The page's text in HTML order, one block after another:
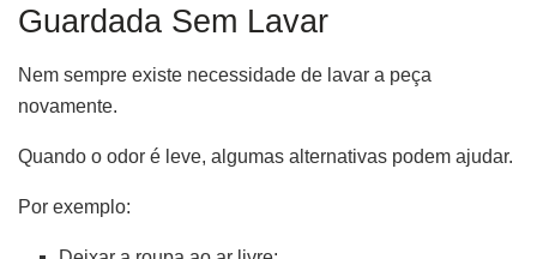
Guardada Sem Lavar
Nem sempre existe necessidade de lavar a peça
novamente.
Quando o odor é leve, algumas alternativas podem ajudar.
Por exemplo: